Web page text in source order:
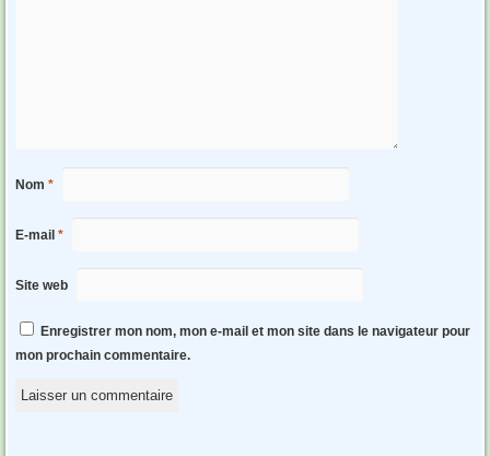
Nom *
E-mail *
Site web
Enregistrer mon nom, mon e-mail et mon site dans le navigateur pour
mon prochain commentaire.